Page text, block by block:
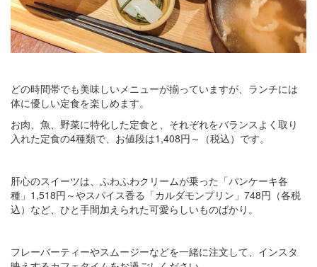
どの時間帯でも美味しいメニューが揃っていますが、ランチには
体に優しい定食を楽しめます。
お肉、魚、野菜に特化した定食と、それぞれをバランスよく取り
入れた定食の4種類で、お値段は1,408円～（税込）です。
肝心のスイーツは、ふわふわクリームが乗った「パンケーキ各
種」1,518円～やスパイス香る「カルダモンプリン」748円（各税
込）など、ひと手間加えられた可愛らしいものばかり。
フレーバーティーやスムージーなどを一緒に注文して、インスタ